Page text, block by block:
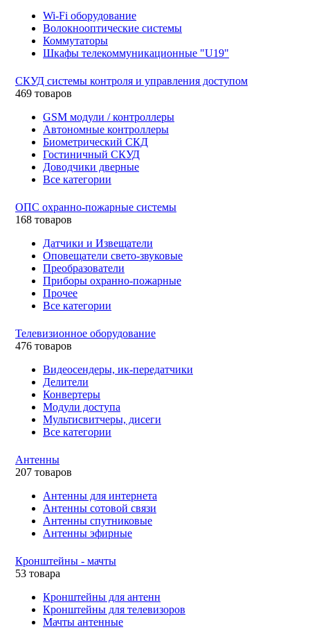
Wi-Fi оборудование
Волокнооптические системы
Коммутаторы
Шкафы телекоммуникационные "U19"
СКУД системы контроля и управления доступом
469 товаров
GSM модули / контроллеры
Автономные контроллеры
Биометрический СКД
Гостиничный СКУД
Доводчики дверные
Все категории
ОПС охранно-пожарные системы
168 товаров
Датчики и Извещатели
Оповещатели свето-звуковые
Преобразователи
Приборы охранно-пожарные
Прочее
Все категории
Телевизионное оборудование
476 товаров
Видеосендеры, ик-передатчики
Делители
Конвертеры
Модули доступа
Мультисвитчеры, дисеги
Все категории
Антенны
207 товаров
Антенны для интернета
Антенны сотовой связи
Антенны спутниковые
Антенны эфирные
Кронштейны - мачты
53 товара
Кронштейны для антенн
Кронштейны для телевизоров
Мачты антенные